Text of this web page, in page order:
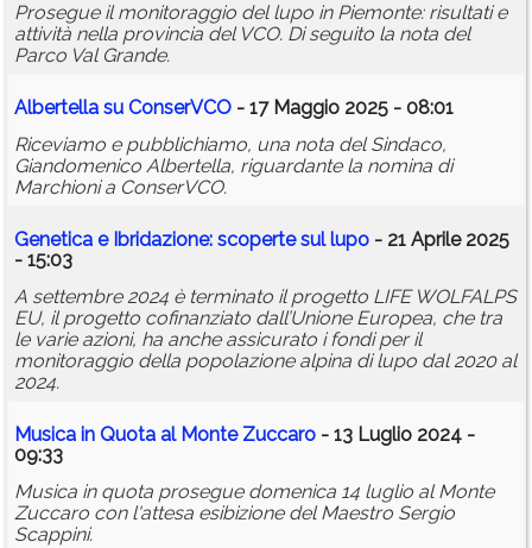
Prosegue il monitoraggio del lupo in Piemonte: risultati e
attività nella provincia del VCO. Di seguito la nota del
Parco Val Grande.
Albertella su ConserVCO - 17 Maggio 2025 - 08:01
Riceviamo e pubblichiamo, una nota del Sindaco,
Giandomenico Albertella, riguardante la nomina di
Marchioni a ConserVCO.
Genetica e Ibridazione: scoperte sul lupo - 21 Aprile 2025
- 15:03
A settembre 2024 è terminato il progetto LIFE WOLFALPS
EU, il progetto cofinanziato dall’Unione Europea, che tra
le varie azioni, ha anche assicurato i fondi per il
monitoraggio della popolazione alpina di lupo dal 2020 al
2024.
Musica in Quota al Monte Zuccaro - 13 Luglio 2024 -
09:33
Musica in quota prosegue domenica 14 luglio al Monte
Zuccaro con l'attesa esibizione del Maestro Sergio
Scappini.